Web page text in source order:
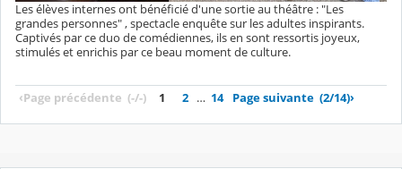
Les élèves internes ont bénéficié d'une sortie au théâtre : "Les
grandes personnes" , spectacle enquête sur les adultes inspirants.
Captivés par ce duo de comédiennes, ils en sont ressortis joyeux,
stimulés et enrichis par ce beau moment de culture.
‹Page précédente (-/-) 1 2 … 14 Page suivante (2/14)›